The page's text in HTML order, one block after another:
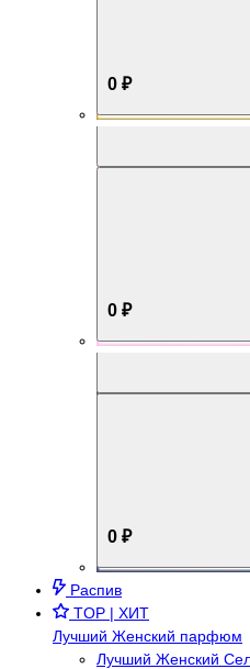
0 ₽
0 ₽
0 ₽
Распив
TOP | ХИТ
Лучший Женский парфюм
Лучший Женский